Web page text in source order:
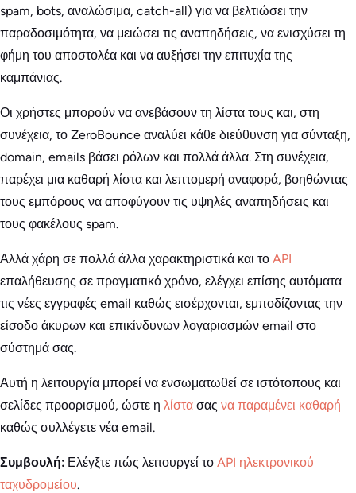
spam, bots, αναλώσιμα, catch-all) για να βελτιώσει την
παραδοσιμότητα, να μειώσει τις αναπηδήσεις, να ενισχύσει τη
φήμη του αποστολέα και να αυξήσει την επιτυχία της
καμπάνιας.
Οι χρήστες μπορούν να ανεβάσουν τη λίστα τους και, στη
συνέχεια, το ZeroBounce αναλύει κάθε διεύθυνση για σύνταξη,
domain, emails βάσει ρόλων και πολλά άλλα. Στη συνέχεια,
παρέχει μια καθαρή λίστα και λεπτομερή αναφορά, βοηθώντας
τους εμπόρους να αποφύγουν τις υψηλές αναπηδήσεις και
τους φακέλους spam.
Αλλά χάρη σε πολλά άλλα χαρακτηριστικά και το API
επαλήθευσης σε πραγματικό χρόνο, ελέγχει επίσης αυτόματα
τις νέες εγγραφές email καθώς εισέρχονται, εμποδίζοντας την
είσοδο άκυρων και επικίνδυνων λογαριασμών email στο
σύστημά σας.
Αυτή η λειτουργία μπορεί να ενσωματωθεί σε ιστότοπους και
σελίδες προορισμού, ώστε η λίστα σας να παραμένει καθαρή
καθώς συλλέγετε νέα email.
Συμβουλή: Ελέγξτε πώς λειτουργεί το API ηλεκτρονικού
ταχυδρομείου.